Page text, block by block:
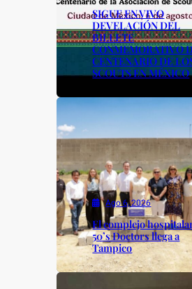
SIGUE EN VIVO
DEVELACIÓN DEL
BILLETE
CONMEMORATIVO
CENTENARIO DE
SCOUTS EN MÉXICO
Ago 6, 2026
El complejo
50’s Doctors llega a
Tampico